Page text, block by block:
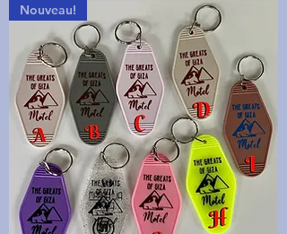
Nouveau!